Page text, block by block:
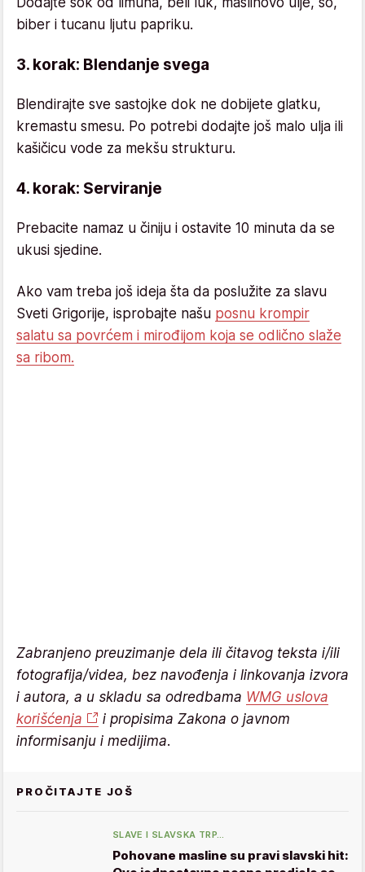
biber i tucanu ljutu papriku.
3. korak: Blendanje svega
Blendirajte sve sastojke dok ne dobijete glatku,
kremastu smesu. Po potrebi dodajte još malo ulja ili
kašičicu vode za mekšu strukturu.
4. korak: Serviranje
Prebacite namaz u činiju i ostavite 10 minuta da se
ukusi sjedine.
Ako vam treba još ideja šta da poslužite za slavu
Sveti Grigorije, isprobajte našu posnu krompir
salatu sa povrćem i mirođijom koja se odlično slaže
sa ribom.
Zabranjeno preuzimanje dela ili čitavog teksta i/ili
fotografija/videa, bez navođenja i linkovanja izvora
i autora, a u skladu sa odredbama WMG uslova
korišćenja
i propisima Zakona o javnom
informisanju i medijima.
PROČITAJTE JOŠ
SLAVE I SLAVSKA TRP…
Pohovane masline su pravi slavski hit: